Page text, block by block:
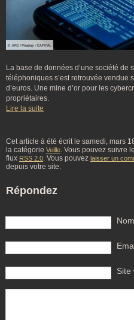
La base de données d’une société de
téléphoniques s’est retrouvée vendue
d’euros. Une mine d’or pour les
propriétaires.
Lire la suite
Cet article à été écrit le samedi, mars
la catégorie Veille. Vous pouvez suivre
flux RSS 2.0. Vous pouvez laisser un
depuis votre site.
Répondez
Site